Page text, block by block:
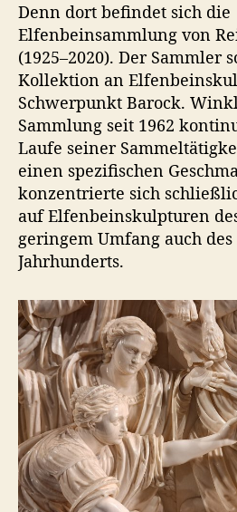
Denn dort befindet sich die
Elfenbeinsammlung von
(1925–2020). Der Sammler
Kollektion an
Schwerpunkt Barock.
Sammlung seit 1962
Laufe seiner
einen spezifischen
konzentrierte sich
auf Elfenbeinskulpturen
geringem Umfang auch
Jahrhunderts.